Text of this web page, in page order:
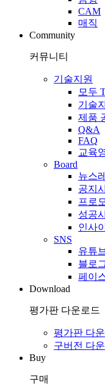
CAM
매직
Community
커뮤니티
기술지원
모두
기술
제품
Q&A
FAQ
교육
Board
뉴스
공지
프로
성공
인사
SNS
유튜브
블로
페이
Download
평가판 다운로드
평가판 다
구버전 다
Buy
구매